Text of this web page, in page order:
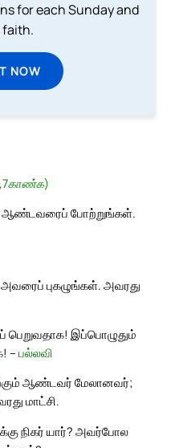
for each Sunday and
faith.
NOW
ஆண்டவரைப் போற்றுங்கள்.
புகழுங்கள். அவரது
இப்பொழுதும்
– பல்லவி
ஆண்டவர் மேலானவர்;
மாட்சி.
நிகர் யார்? அவர்போல